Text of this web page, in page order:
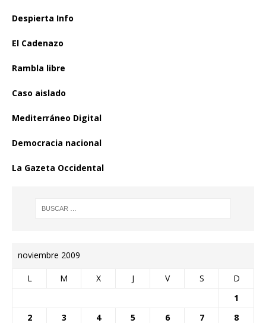
Despierta Info
El Cadenazo
Rambla libre
Caso aislado
Mediterráneo Digital
Democracia nacional
La Gazeta Occidental
noviembre 2009
L M X J V S D
1
2
3 4 5 6 7
8